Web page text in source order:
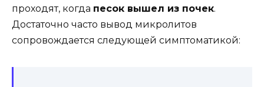
проходят, когда песок вышел из почек.
Достаточно часто вывод микролитов
сопровождается следующей симптоматикой: